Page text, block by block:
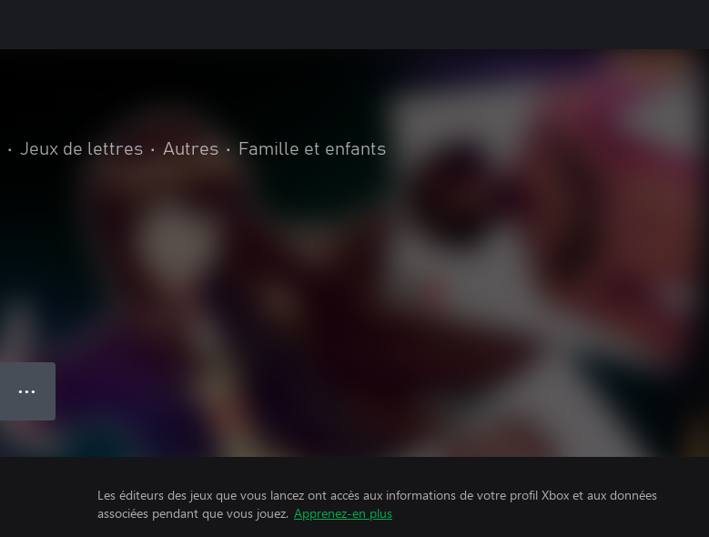
• Jeux de lettres • Autres • Famille et enfants
● ● ●
Les éditeurs des jeux que vous lancez ont accès aux informations de votre profil Xbox et aux données
associées pendant que vous jouez. Apprenez-en plus